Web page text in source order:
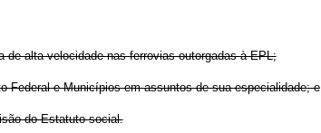
de alta velocidade nas ferrovias outorgadas à EPL;
Federal e Municípios em assuntos de sua especialidade; e
do Estatuto social.